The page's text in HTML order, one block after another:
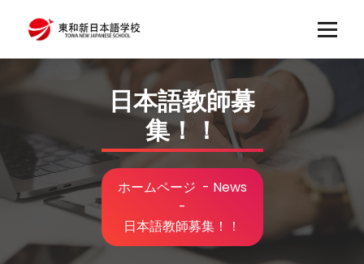
ッ
日本語教師募
集！！
ホームページ - News
-
日本語教師募集！！